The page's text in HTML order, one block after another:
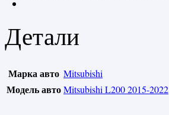
Детали
Марка авто Mitsubishi
Модель автоMitsubishi L200 2015-2022